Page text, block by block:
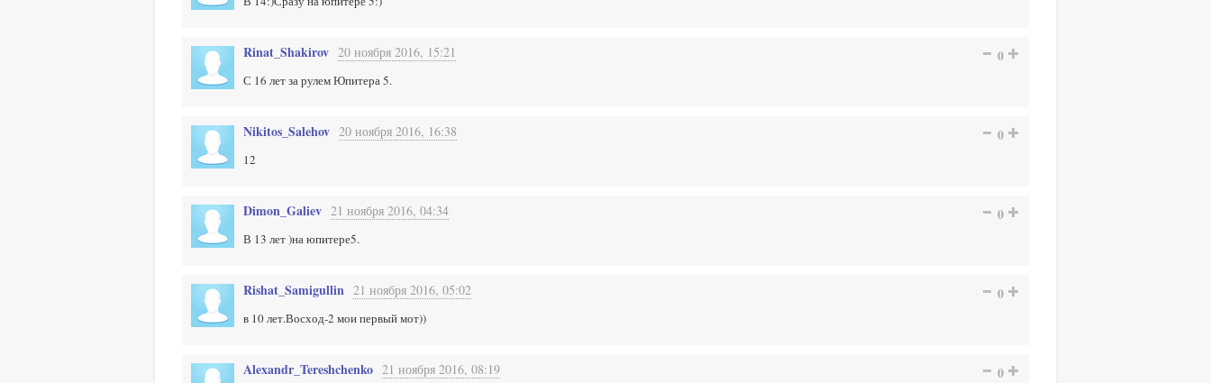
Rinat_Shakirov 20 ноября 2016, 15:21 0
С 16 лет за рулем Юпитера 5.
Nikitos_Salehov 20 ноября 2016, 16:38 0
12
Dimon_Galiev 21 ноября 2016, 04:34 0
В 13 лет )на юпитере5.
Rishat_Samigullin 21 ноября 2016, 05:02 0
в 10 лет.Восход-2 мои первый мот))
Alexandr_Tereshchenko 21 ноября 2016, 08:19 0